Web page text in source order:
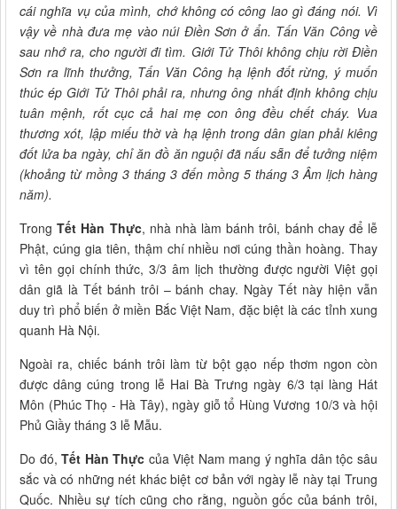
cái nghĩa vụ của mình, chớ không có công lao gì đáng nói. Vì
vậy về nhà đưa mẹ vào núi Điền Sơn ở ẩn. Tấn Văn Công về
sau nhớ ra, cho người đi tìm. Giới Tử Thôi không chịu rời Điền
Sơn ra lĩnh thưởng, Tấn Văn Công hạ lệnh đốt rừng, ý muốn
thúc ép Giới Tử Thôi phải ra, nhưng ông nhất định không chịu
tuân mệnh, rốt cục cả hai mẹ con ông đều chết cháy. Vua
thương xót, lập miếu thờ và hạ lệnh trong dân gian phải kiêng
đốt lửa ba ngày, chỉ ăn đồ ăn nguội đã nấu sẵn để tưởng niệm
(khoảng từ mồng 3 tháng 3 đến mồng 5 tháng 3 Âm lịch hàng
năm).
TrongTết Hàn Thực, nhà nhà làm bánh trôi, bánh chay để lễ
Phật, cúng gia tiên, thậm chí nhiều nơi cúng thần hoàng. Thay
vì tên gọi chính thức, 3/3 âm lịch thường được người Việt gọi
dân giã là Tết bánh trôi – bánh chay. Ngày Tết này hiện vẫn
duy trì phổ biến ở miền Bắc Việt Nam, đặc biệt là các tỉnh xung
quanh Hà Nội.
Ngoài ra, chiếc bánh trôi làm từ bột gạo nếp thơm ngon còn
được dâng cúng trong lễ Hai Bà Trưng ngày 6/3 tại làng Hát
Môn (Phúc Thọ - Hà Tây), ngày giỗ tổ Hùng Vương 10/3 và hội
Phủ Giầy tháng 3 lễ Mẫu.
Do đó,Tết Hàn Thực của Việt Nam mang ý nghĩa dân tộc sâu
sắc và có những nét khác biệt cơ bản với ngày lễ này tại Trung
Quốc. Nhiều sự tích cũng cho rằng, nguồn gốc của bánh trôi,